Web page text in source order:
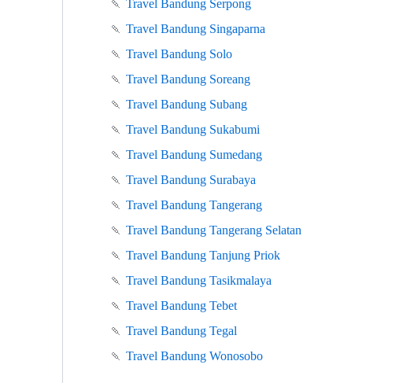
🍡 Travel Bandung Serpong
🍡 Travel Bandung Singaparna
🍡 Travel Bandung Solo
🍡 Travel Bandung Soreang
🍡 Travel Bandung Subang
🍡 Travel Bandung Sukabumi
🍡 Travel Bandung Sumedang
🍡 Travel Bandung Surabaya
🍡 Travel Bandung Tangerang
🍡 Travel Bandung Tangerang Selatan
🍡 Travel Bandung Tanjung Priok
🍡 Travel Bandung Tasikmalaya
🍡 Travel Bandung Tebet
🍡 Travel Bandung Tegal
🍡 Travel Bandung Wonosobo